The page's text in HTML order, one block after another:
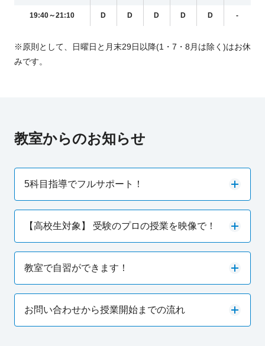
19:40～21:10 D D D D D -
※原則として、日曜日と月末29日以降(1・7・8月は除く)はお休
みです。
教室からのお知らせ
5科目指導でフルサポート！
【高校生対象】 受験のプロの授業を映像で！
教室で自習ができます！
お問い合わせから授業開始までの流れ